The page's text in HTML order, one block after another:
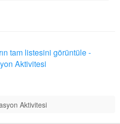
tam listesini görüntüle -
Aktivitesi
Aktivitesi